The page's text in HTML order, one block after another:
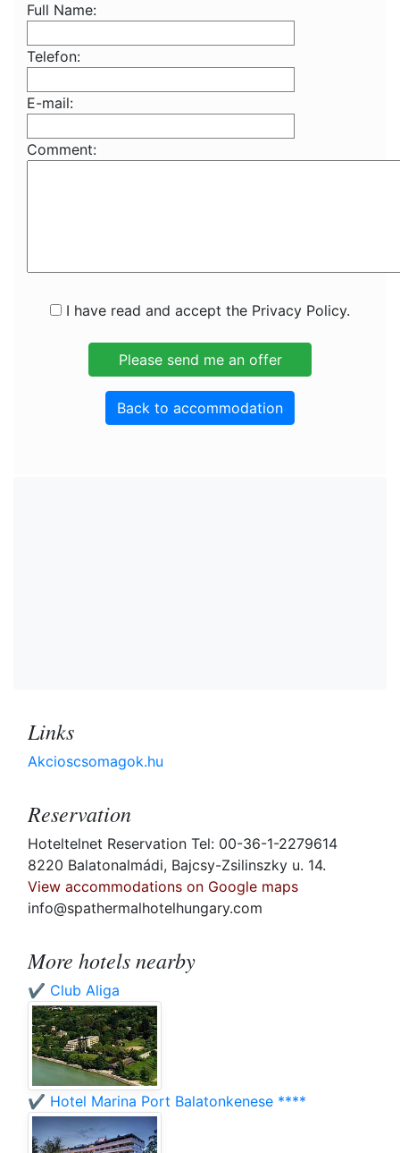
Full Name:
Telefon:
E-mail:
Comment:
I have read and accept the Privacy Policy.
Back to accommodation
Links
Akcioscsomagok.hu
Reservation
Hoteltelnet Reservation Tel: 00-36-1-2279614
8220 Balatonalmádi, Bajcsy-Zsilinszky u. 14.
View accommodations on Google maps
info@spathermalhotelhungary.com
More hotels nearby
✔️ Club Aliga
✔️ Hotel Marina Port Balatonkenese ****